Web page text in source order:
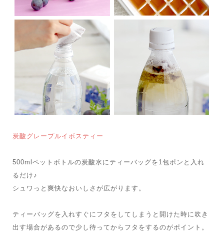
炭酸グレープルイボスティー
500mlペットボトルの炭酸水にティーバッグを1包ポンと入れ
るだけ♪
シュワっと爽快なおいしさが広がります。
ティーバッグを入れすぐにフタをしてしまうと開けた時に吹き
出す場合があるので少し待ってからフタをするのがポイント。